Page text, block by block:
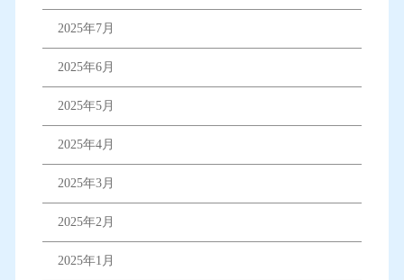
2025年7月
2025年6月
2025年5月
2025年4月
2025年3月
2025年2月
2025年1月